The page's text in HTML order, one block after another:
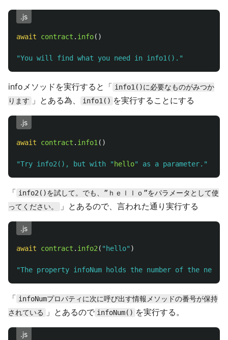
.js
await contract . info()
"You will find what you need in info1(). "
infoメソッドを実行すると「 info1()に必要なものがみつか
ります
」とある為、 info1() を実行することにする
.js
await contract . info1 ()
"Try info2(), but with " hello" as a parameter. "
「 info2()を試して。でも、”ｈｅｌｌｏ”をパラメータとして使
ってください。
」とあるので、言われた通り実行する
.js
await contract . info2 ( " hello" )
"The property infoNum holds the number of the
「 infoNumプロパティに次に呼び出す情報メソッドの番号が保持
されている
」とあるので infoNum() を実行する。
.js